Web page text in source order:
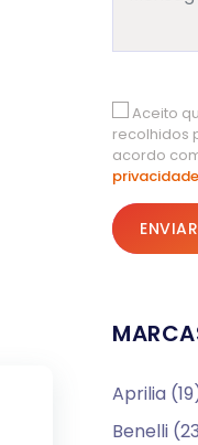
Aceito
recolhidos
acordo
privacidade
Aprilia
Benelli